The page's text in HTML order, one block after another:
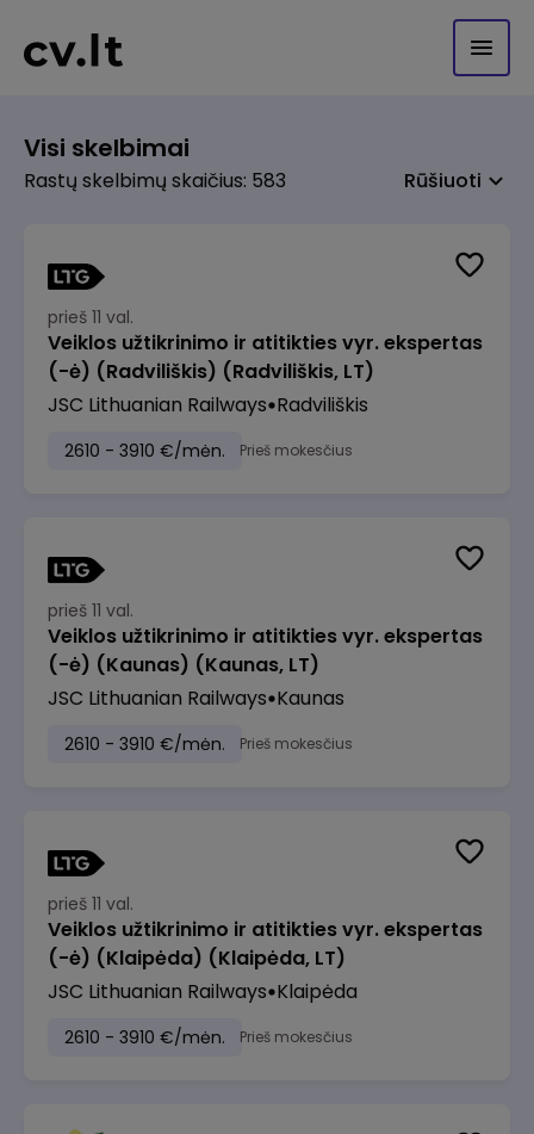
Visi skelbimai
Rastų skelbimų skaičius: 583 Rūšiuoti
prieš 11 val.
Veiklos užtikrinimo ir atitikties vyr. ekspertas
(-ė) (Radviliškis) (Radviliškis, LT)
JSC Lithuanian Railways Radviliškis
2610 - 3910 €/mėn. Prieš mokesčius
prieš 11 val.
Veiklos užtikrinimo ir atitikties vyr. ekspertas
(-ė) (Kaunas) (Kaunas, LT)
JSC Lithuanian Railways Kaunas
2610 - 3910 €/mėn. Prieš mokesčius
prieš 11 val.
Veiklos užtikrinimo ir atitikties vyr. ekspertas
(-ė) (Klaipėda) (Klaipėda, LT)
JSC Lithuanian Railways Klaipėda
2610 - 3910 €/mėn. Prieš mokesčius